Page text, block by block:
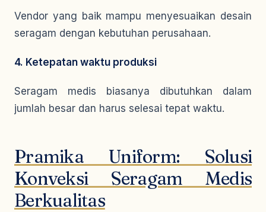
Vendor yang baik mampu menyesuaikan desain
seragam dengan kebutuhan perusahaan.
4. Ketepatan waktu produksi
Seragam medis biasanya dibutuhkan dalam
jumlah besar dan harus selesai tepat waktu.
Pramika Uniform: Solusi
Konveksi Seragam Medis
Berkualitas